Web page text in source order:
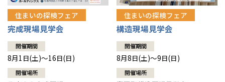
デザイン賞各種受賞
セントラルヒーティング
住まいのお手入れ集
安心の管理体制
ギャラリー
ニュースリリース
代表ごあいさつ
企業理念
会員サイト
住まいの探検フェア
完成現場見学会
開催期間
8月1日(土)～16日(日)
開催場所
住まいの探検フェア
構造現場見学会
開催期間
8月8日(土)～9日(日)
開催場所